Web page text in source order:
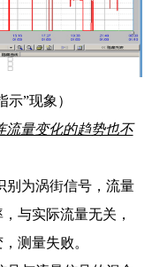
示”现象）
流量变化的趋势也不
街信号，流量
与实际流量无关，
测量失败。